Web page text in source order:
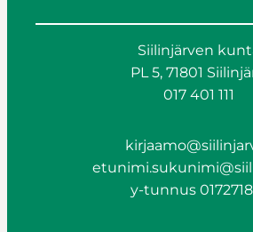
Siilinjärven
PL 5, 71801
017 401 111
y-tunnus